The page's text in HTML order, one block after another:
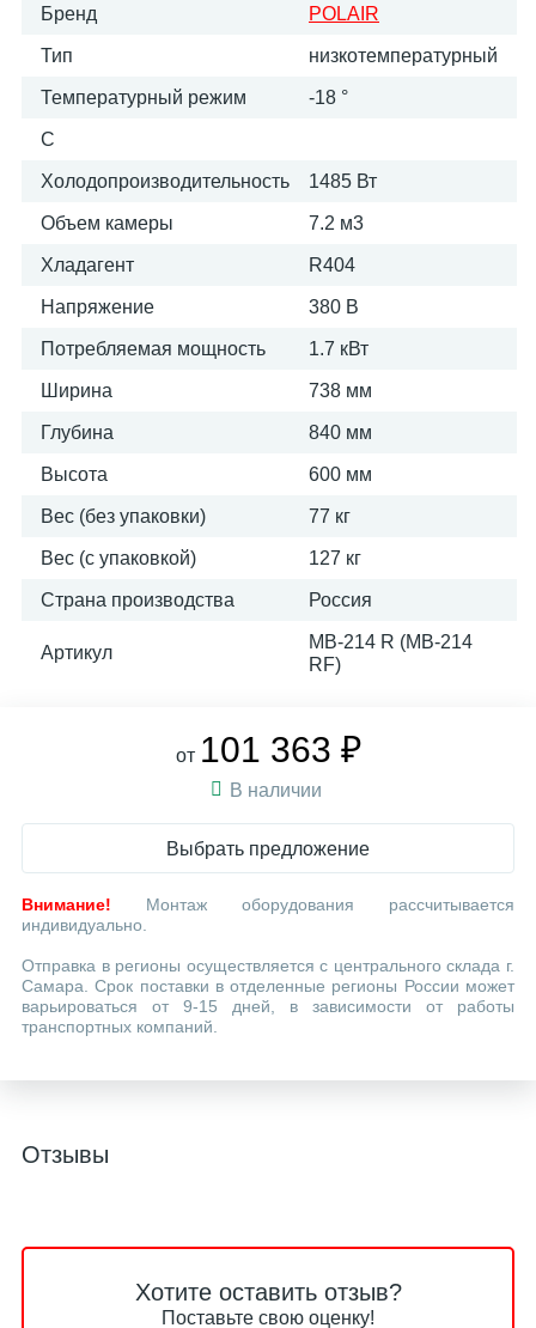
Бренд POLAIR
Тип низкотемпературный
Температурный режим -18 °
C
Холодопроизводительность 1485 Вт
Объем камеры 7.2 м​3
Хладагент R404
Напряжение 380 В
Потребляемая мощность 1.7 кВт
Ширина 738 мм
Глубина 840 мм
Высота 600 мм
Вес (без упаковки) 77 кг
Вес (с упаковкой) 127 кг
Страна производства Россия
Артикул
MB-214 R (MB-214
RF)
от 101 363 ₽
В наличии
Выбрать предложение
Внимание! Монтаж оборудования рассчитывается
индивидуально.
Отправка в регионы осуществляется с центрального склада г.
Самара. Срок поставки в отделенные регионы России может
варьироваться от 9-15 дней, в зависимости от работы
транспортных компаний.
Отзывы
Хотите оставить отзыв?
Поставьте свою оценку!